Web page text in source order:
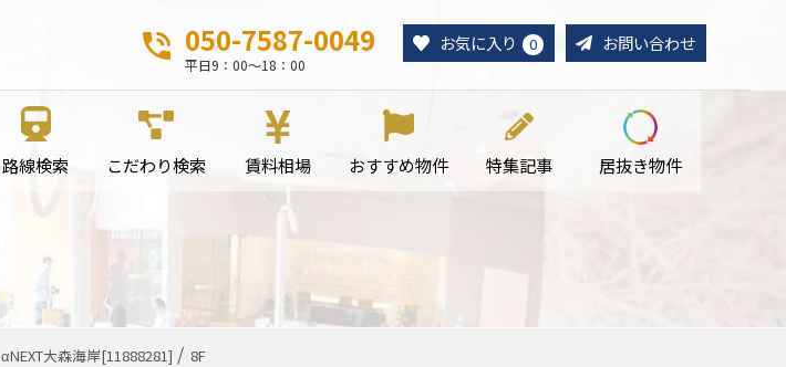
050-7587-0049
平日9：00～18：00
お気に入り 0 お問い合わせ
路線検索 こだわり検索 賃料相場 おすすめ物件 特集記事 居抜き物件
αNEXT大森海岸[11888281] 8F